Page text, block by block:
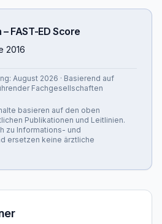
–FAST-ED Score
2016
August 2026 · Basierend auf
Fachgesellschaften
basieren auf den oben
Publikationen und Leitlinien.
zu Informations- und
ersetzen keine ärztliche